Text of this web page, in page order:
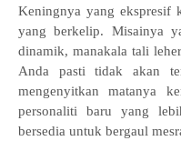
Keningnya yang ekspresif
yang berkelip. Misainya
dinamik, manakala tali
Anda pasti tidak akan
mengenyitkan matanya
personaliti baru yang
bersedia untuk bergaul